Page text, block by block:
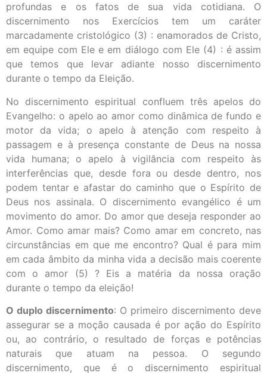
profundas e os fatos de sua vida cotidiana. O
discernimento nos Exercícios tem um caráter
marcadamente cristológico (3) : enamorados de Cristo,
em equipe com Ele e em diálogo com Ele (4) : é assim
que temos que levar adiante nosso discernimento
durante o tempo da Eleição.
No discernimento espiritual confluem três apelos do
Evangelho: o apelo ao amor como dinâmica de fundo e
motor da vida; o apelo à atenção com respeito à
passagem e à presença constante de Deus na nossa
vida humana; o apelo à vigilância com respeito às
interferências que, desde fora ou desde dentro, nos
podem tentar e afastar do caminho que o Espírito de
Deus nos assinala. O discernimento evangélico é um
movimento do amor. Do amor que deseja responder ao
Amor. Como amar mais? Como amar em concreto, nas
circunstâncias em que me encontro? Qual é para mim
em cada âmbito da minha vida a decisão mais coerente
com o amor (5) ? Eis a matéria da nossa oração
durante o tempo da eleição!
O duplo discernimento: O primeiro discernimento deve
assegurar se a moção causada é por ação do Espírito
ou, ao contrário, o resultado de forças e potências
naturais que atuam na pessoa. O segundo
discernimento, que é o discernimento espiritual